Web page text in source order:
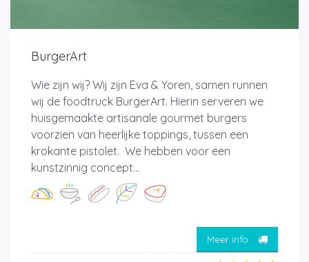
BurgerArt
Wie zijn wij? Wij zijn Eva & Yoren, samen runnen
wij de foodtruck BurgerArt. Hierin serveren we
huisgemaakte artisanale gourmet burgers
voorzien van heerlijke toppings, tussen een
krokante pistolet. We hebben voor een
kunstzinnig concept...
Meer info